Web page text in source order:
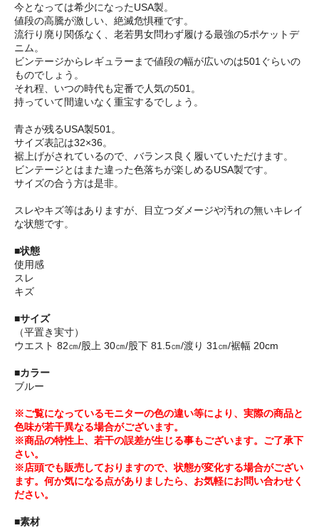
今となっては希少になったUSA製。
値段の高騰が激しい、絶滅危惧種です。
流行り廃り関係なく、老若男女問わず履ける最強の5ポケットデ
ニム。
ビンテージからレギュラーまで値段の幅が広いのは501ぐらいの
ものでしょう。
それ程、いつの時代も定番で人気の501。
持っていて間違いなく重宝するでしょう。
青さが残るUSA製501。
サイズ表記は32×36。
裾上げがされているので、バランス良く履いていただけます。
ビンテージとはまた違った色落ちが楽しめるUSA製です。
サイズの合う方は是非。
スレやキズ等はありますが、目立つダメージや汚れの無いキレイ
な状態です。
■状態
使用感
スレ
キズ
■サイズ
（平置き実寸）
ウエスト 82㎝/股上 30㎝/股下 81.5㎝/渡り 31㎝/裾幅 20cm
■カラー
ブルー
※ご覧になっているモニターの色の違い等により、実際の商品と
色味が若干異なる場合がございます。
※商品の特性上、若干の誤差が生じる事もございます。ご了承下
さい。
※店頭でも販売しておりますので、状態が変化する場合がござい
ます。何か気になる点がありましたら、お気軽にお問い合わせく
ださい。
■素材